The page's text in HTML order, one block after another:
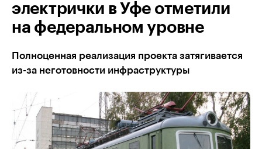
электрички в Уфе отметили
на федеральном уровне
Полноценная реализация проекта затягивается
из-за неготовности инфраструктуры